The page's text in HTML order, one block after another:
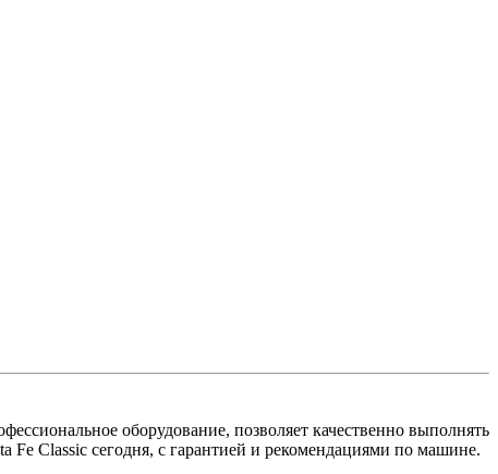
оборудование, позволяет качественно выполнять
Classic сегодня, с гарантией и рекомендациями по машине.